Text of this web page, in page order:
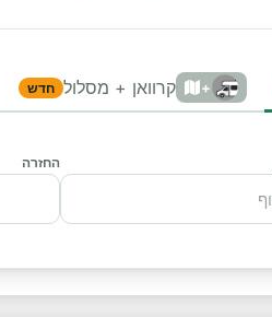
+ קרוואן + מסלול חדש
החזרה